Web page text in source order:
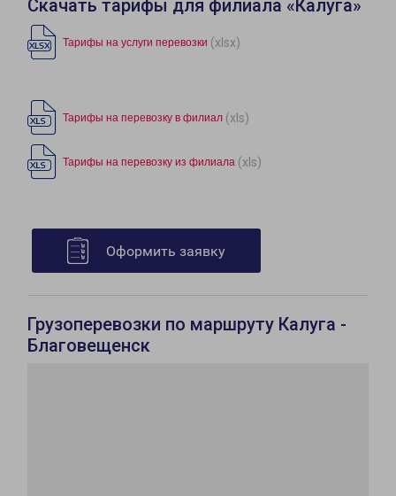
Скачать тарифы для филиала «Калуга»
Тарифы на услуги перевозки (xlsx)
Тарифы на перевозку в филиал (xls)
Тарифы на перевозку из филиала (xls)
Оформить заявку
Грузоперевозки по маршруту Калуга -
Благовещенск